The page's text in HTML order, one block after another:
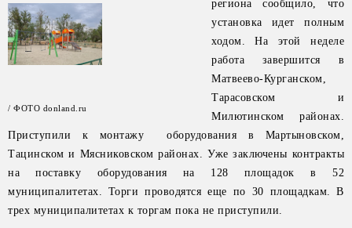
/ ФОТО donland.ru
региона сообщило, что
установка идет полным
ходом. На этой неделе
работа завершится в
Матвеево-Курганском,
Тарасовском и
Милютинском районах.
Приступили к монтажу оборудования в Мартыновском,
Тацинском и Мясниковском районах. Уже заключены контракты
на поставку оборудования на 128 площадок в 52
муниципалитетах. Торги проводятся еще по 30 площадкам. В
трех муниципалитетах к торгам пока не приступили.